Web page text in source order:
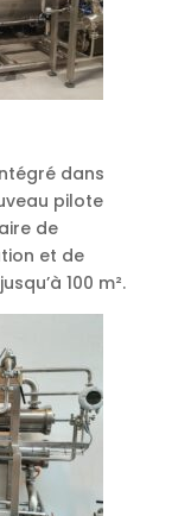
dans
pilote
de
et de
100 m².